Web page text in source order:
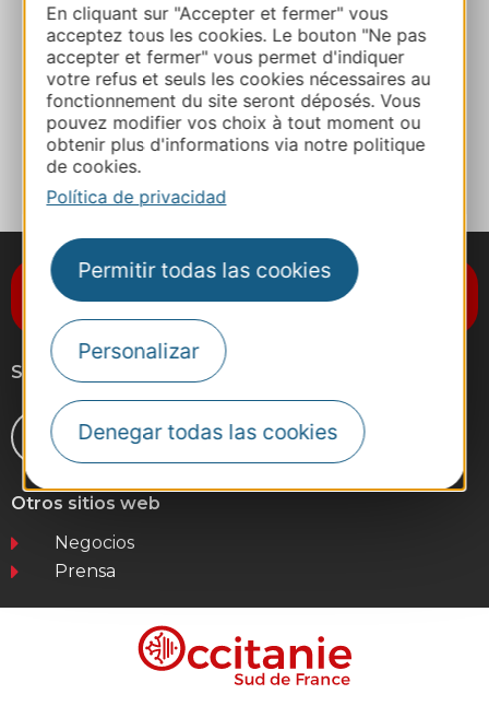
En cliquant sur "Accepter et fermer" vous
acceptez tous les cookies. Le bouton "Ne pas
accepter et fermer" vous permet d'indiquer
votre refus et seuls les cookies nécessaires au
fonctionnement du site seront déposés. Vous
pouvez modifier vos choix à tout moment ou
obtenir plus d'informations via notre politique
de cookies.
Política de privacidad
Permitir todas las cookies
Personalizar
Denegar todas las cookies
MANDAILLES
Ruta y acceso
A MIS FAVORITOS
Suscríbase al boletín de noticias
Destination Occitanie
Síganos
Otros sitios web
Negocios
Prensa